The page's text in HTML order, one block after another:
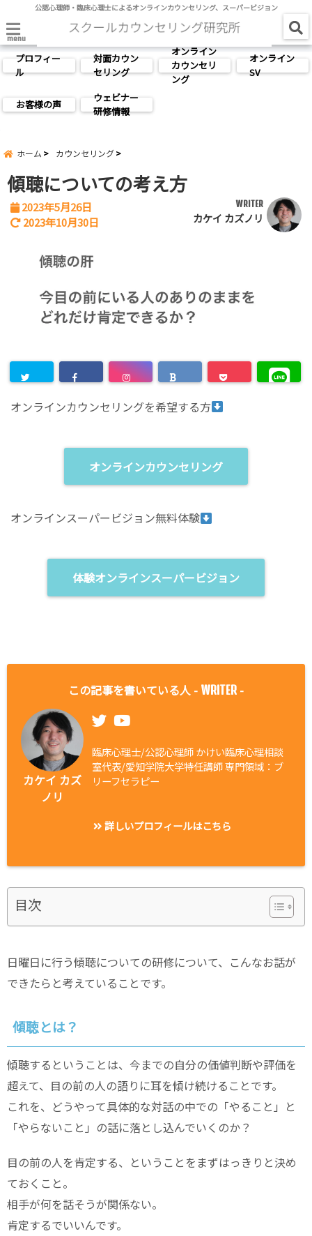
公認心理師・臨床心理士によるオンラインカウンセリング、スーパービジョン
menu
プロフィー
ル
対面カウン
セリング
オンライン
カウンセリ
ング
オンライン
SV
お客様の声
ウェビナー
研修情報
ホーム カウンセリング
傾聴についての考え方
2023年5月26日
2023年10月30日
WRITER
カケイ カズノリ
オンラインカウンセリングを希望する方
オンラインカウンセリング
オンラインスーパービジョン無料体験
体験オンラインスーパービジョン
この記事を書いている人 - WRITER -
カケイ カズ
ノリ
臨床心理士/公認心理師 かけい臨床心理相談
室代表/愛知学院大学特任講師 専門領域：ブ
リーフセラピー
詳しいプロフィールはこちら
目次
日曜日に行う傾聴についての研修について、こんなお話が
できたらと考えていることです。
傾聴とは？
傾聴するということは、今までの自分の価値判断や評価を
超えて、目の前の人の語りに耳を傾け続けることです。
これを、どうやって具体的な対話の中での「やること」と
「やらないこと」の話に落とし込んでいくのか？
目の前の人を肯定する、ということをまずはっきりと決め
ておくこと。
相手が何を話そうが関係ない。
肯定するでいいんです。